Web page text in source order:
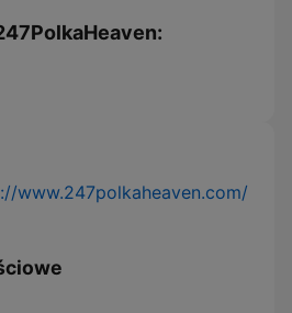
www.247polkaheaven.com/